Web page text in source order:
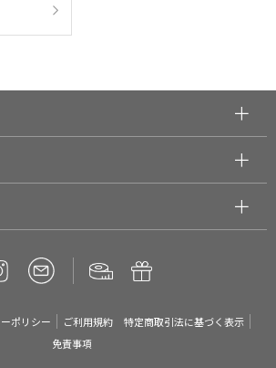
ポリシー ご利用規約
特定商取引法に基づく表示
免責事項